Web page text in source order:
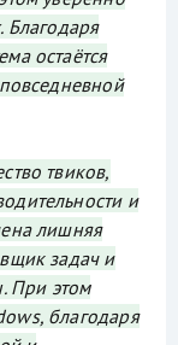
Благодаря
остаётся
твиков,
и
лишняя
задач и
При этом
благодаря